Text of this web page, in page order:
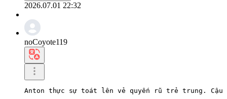
2026.07.01 22:32
noCoyote119
Anton thực sự toát lên vẻ quyến rũ trẻ trung. Cậu